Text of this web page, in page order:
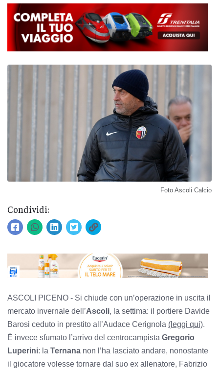
Foto Ascoli Calcio
Condividi:
ASCOLI PICENO - Si chiude con un’operazione in uscita il
mercato invernale dell’Ascoli, la settima: il portiere Davide
Barosi ceduto in prestito all’Audace Cerignola (leggi qui).
È invece sfumato l’arrivo del centrocampista Gregorio
Luperini: la Ternana non l’ha lasciato andare, nonostante
il giocatore volesse tornare dal suo ex allenatore, Fabrizio